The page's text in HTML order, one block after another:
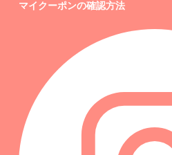
マイクーポンの確認方法